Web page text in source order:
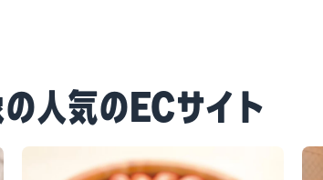
人気のECサイト